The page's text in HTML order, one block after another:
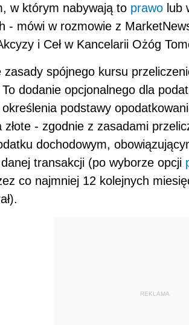
w którym nabywają to prawo lub
- mówi w rozmowie z
i Ceł w Kancelarii Ożóg
zasady spójnego kursu
dodanie opcjonalnego dla
podstawy
złote - zgodnie z zasadami
dochodowym,
transakcji (po wyborze opcji
co najmniej 12 kolejnych
REKLAMA